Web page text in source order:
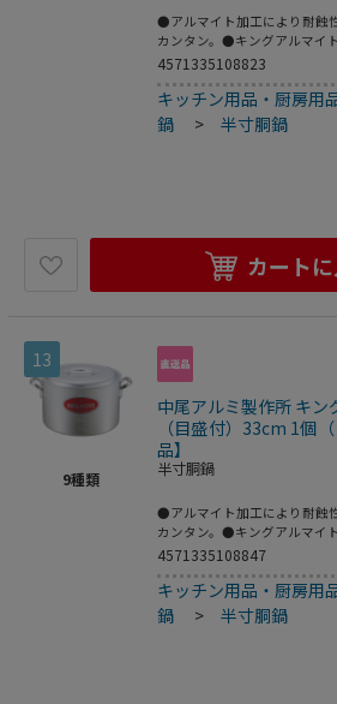
●アルマイト加工により耐蝕
カンタン。●キングアルマイ
加工と違いアルミ生地に直接
め、見た目も滑らかで鍋の表
ムは空気中にさらすと、表面
この皮膜はアルミニウムの表
食を防ぐ働きをします。この
アルマイトです。●重量：2
4571335108823
キッチン用品・厨房用
鍋
>半寸胴鍋
カート
13
9種類
中尾アルミ製作所 キ
（目盛付）33cm 1個
品】
半寸胴鍋
●アルマイト加工により耐蝕
カンタン。●キングアルマイ
加工と違いアルミ生地に直接
め、見た目も滑らかで鍋の表
ムは空気中にさらすと、表面
この皮膜はアルミニウムの表
食を防ぐ働きをします。この
アルマイトです。●重量：3
4571335108847
キッチン用品・厨房用
鍋
>半寸胴鍋